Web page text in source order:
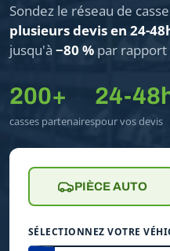
Sondez le réseau de
plusieurs devis en 24-
jusqu'à −80 % par rapport
200+
casses partenaires
24-
pour vos devis
PIÈCE AUTO
SÉLECTIONNEZ VOTRE